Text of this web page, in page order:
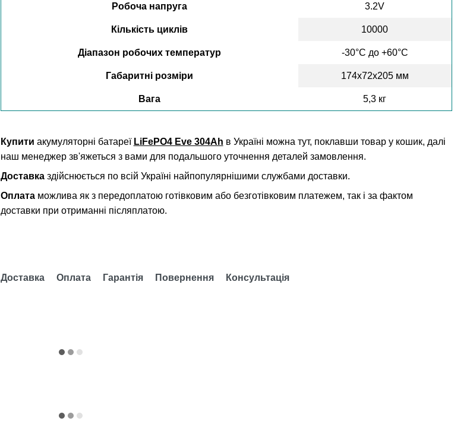
Робоча напруга 3.2V
Кількість циклів 10000
Діапазон робочих температур -30°C до +60°C
Габаритні розміри 174х72х205 мм
Вага 5,3 кг
Купити акумуляторні батареї LiFePO4 Eve 304Ah в Україні можна тут, поклавши товар у кошик, далі
наш менеджер зв'яжеться з вами для подальшого уточнення деталей замовлення.
Доставказдійснюється по всій Україні найпопулярнішими службами доставки.
Оплатаможлива як з передоплатою готівковим або безготівковим платежем, так і за фактом
доставки при отриманні післяплатою.
Доставка Оплата Гарантія Повернення Консультація